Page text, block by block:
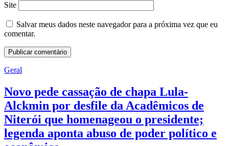
Site
Salvar meus dados neste navegador para a próxima vez que eu
comentar.
Geral
Novo pede cassação de chapa Lula-
Alckmin por desfile da Acadêmicos de
Niterói que homenageou o presidente;
legenda aponta abuso de poder político e